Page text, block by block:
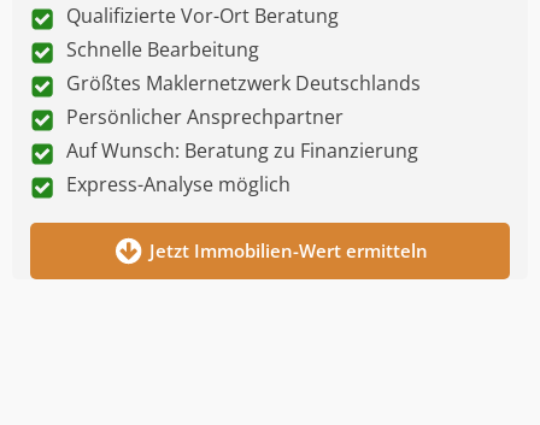
Qualifizierte Vor-Ort Beratung
Schnelle Bearbeitung
Größtes Maklernetzwerk Deutschlands
Persönlicher Ansprechpartner
Auf Wunsch: Beratung zu Finanzierung
Express-Analyse möglich
Jetzt Immobilien-Wert ermitteln